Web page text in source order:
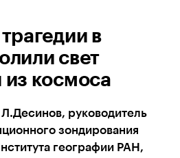
в
свет
космоса
руководитель
зондирования
географии РАН,